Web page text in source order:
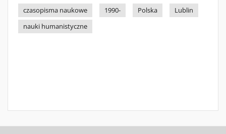
czasopisma naukowe
1990- Polska
Lublin
nauki humanistyczne